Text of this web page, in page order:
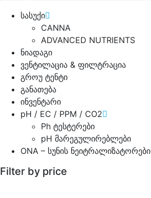
სასუქი
CANNA
ADVANCED NUTRIENTS
ნიადაგი
ვენტილაცია & ფილტრაცია
გროუ ტენტი
განათება
ინვენტარი
pH / EC / PPM / CO2
Ph ტესტერები
pH მარეგულირებლები
ONA – სუნის ნეიტრალიზატორები
Filter by price